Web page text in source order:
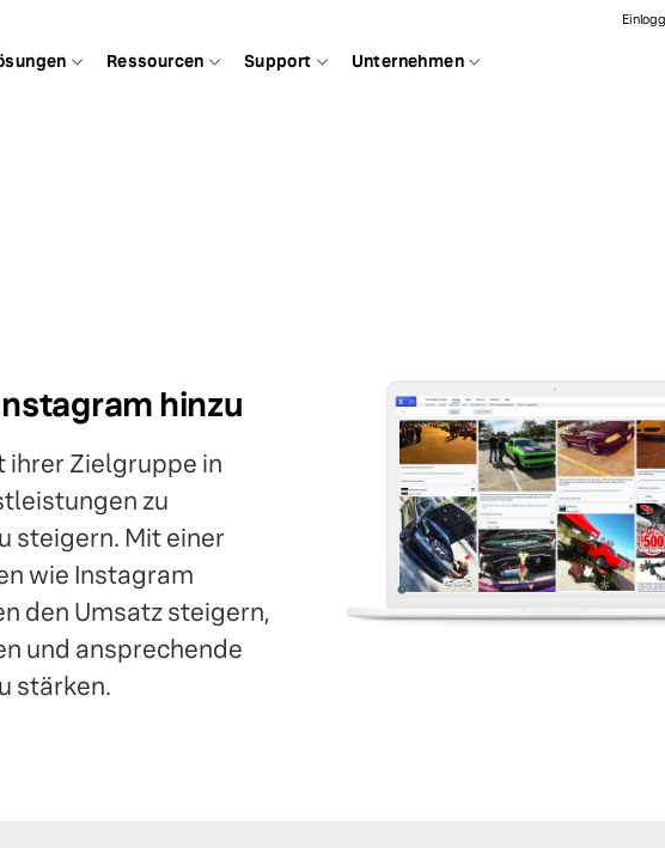
Ressourcen Support Unternehmen
hinzu
ihrer Zielgruppe in
zu
steigern. Mit einer
wie Instagram
den Umsatz steigern,
und ansprechende
stärken.